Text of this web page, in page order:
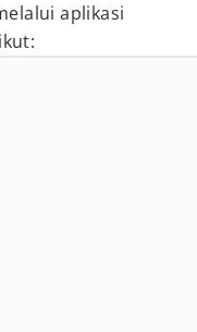
aplikasi